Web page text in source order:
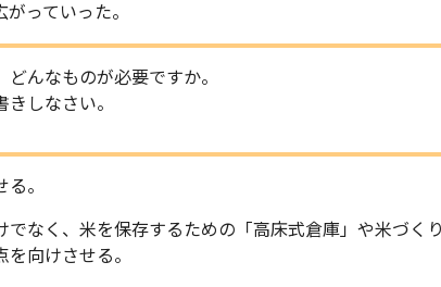
っていった。
んなものが必要ですか。
しなさい。
。
でなく、米を保存するための「高床式倉庫」や米づく
向けさせる。